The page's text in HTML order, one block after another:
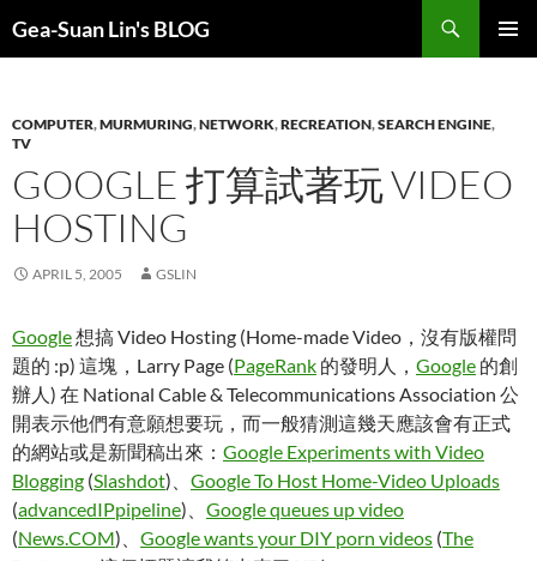
Gea-Suan Lin's BLOG
COMPUTER,MURMURING,NETWORK,RECREATION,SEARCH ENGINE,
TV
GOOGLE 打算試著玩 VIDEO
HOSTING
APRIL 5, 2005 GSLIN
Google想搞 Video Hosting (Home-made Video，沒有版權問
題的 :p) 這塊，Larry Page (PageRank 的發明人， Google 的創
辦人) 在 National Cable & Telecommunications Association 公
開表示他們有意願想要玩，而一般猜測這幾天應該會有正式
的網站或是新聞稿出來： Google Experiments with Video
Blogging (Slashdot)、 Google To Host Home-Video Uploads
(advancedIPpipeline)、 Google queues up video
(News.COM)、 Google wants your DIY porn videos (The